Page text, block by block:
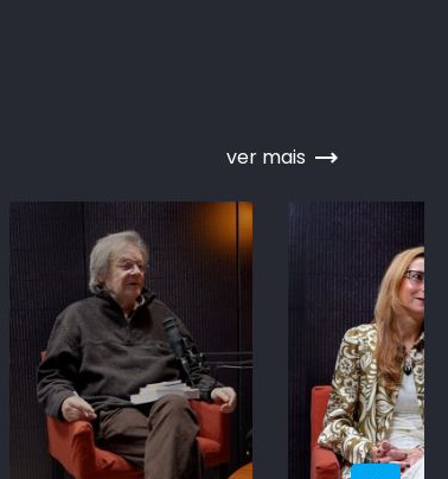
ver mais